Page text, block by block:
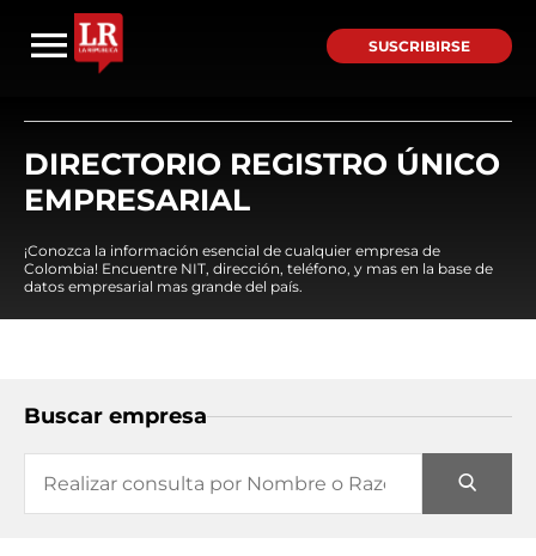
SUSCRIBIRSE
DIRECTORIO REGISTRO ÚNICO
EMPRESARIAL
¡Conozca la información esencial de cualquier empresa de
Colombia! Encuentre NIT, dirección, teléfono, y mas en la base de
datos empresarial mas grande del país.
Buscar empresa